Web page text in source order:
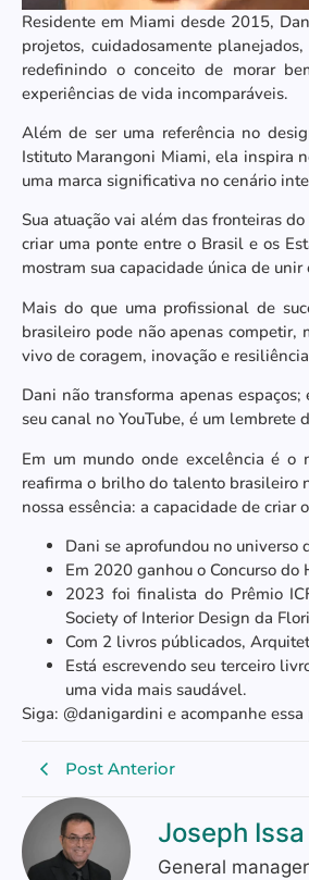
Residente em Miami desde 2015,
projetos, cuidadosamente
redefinindo o conceito de morar
experiências de vida incomparáveis.
Além de ser uma referência no
Istituto Marangoni Miami, ela inspira
uma marca significativa no cenário
Sua atuação vai além das fronteiras
criar uma ponte entre o Brasil e os
mostram sua capacidade única de
Mais do que uma profissional de
brasileiro pode não apenas competir,
vivo de coragem, inovação e
Dani não transforma apenas
seu canal no YouTube, é um lembrete
Em um mundo onde excelência é o
reafirma o brilho do talento brasileiro
nossa essência: a capacidade de criar
Dani se aprofundou no
Em 2020 ganhou o Concurso
2023 foi finalista do Prêmio
Society of Interior Design da
Com 2 livros públicados,
Está escrevendo seu terceiro
uma vida mais saudável.
Siga: @danigardini e acompanhe
Post Anterior
Joseph Issa
General